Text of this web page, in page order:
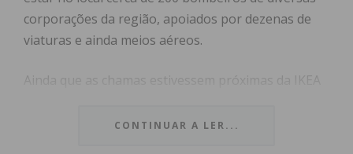
corporações da região, apoiados por dezenas de
viaturas e ainda meios aéreos.
Ainda que as chamas estivessem próximas da IKEA
ambas na freguesia de Penamaior, o incêndio não
CONTINUAR A LER...